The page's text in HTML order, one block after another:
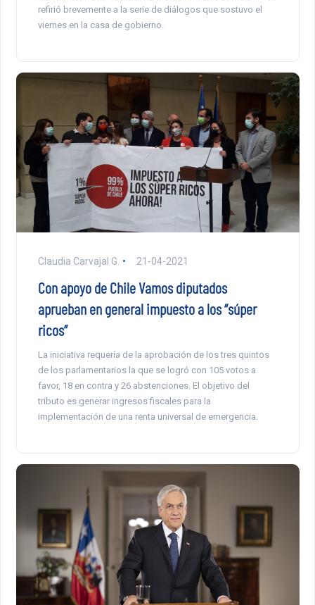
refirió brevemente a la serie de diálogos que sostuvo el
viernes en la casa de gobierno.
Claudia Carvajal G. 21-04-2021
Con apoyo de Chile Vamos diputados
aprueban en general impuesto a los “súper
ricos”
La iniciativa requería de la aprobación de los tres quintos
de los parlamentarios la que se logró con 105 votos a
favor, 18 en contra y 26 abstenciones. El objetivo del
tributo es generar ingresos fiscales para la
implementación de una renta universal de emergencia.